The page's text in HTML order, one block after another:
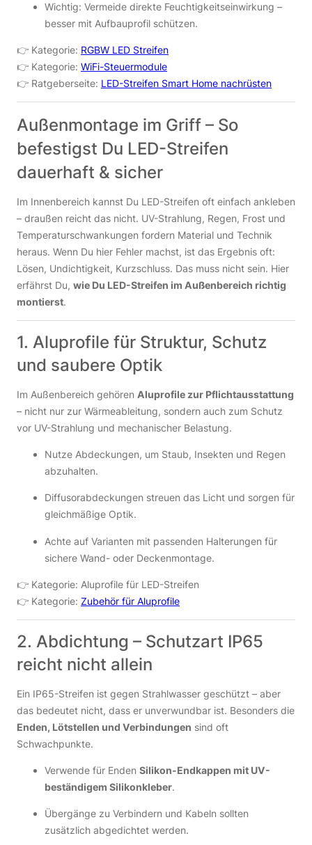
Wichtig: Vermeide direkte Feuchtigkeitseinwirkung –
besser mit Aufbauprofil schützen.
👉 Kategorie: RGBW LED Streifen
👉 Kategorie: WiFi-Steuermodule
👉 Ratgeberseite: LED-Streifen Smart Home nachrüsten
Außenmontage im Griff – So
befestigst Du LED-Streifen
dauerhaft & sicher
Im Innenbereich kannst Du LED-Streifen oft einfach ankleben
– draußen reicht das nicht. UV-Strahlung, Regen, Frost und
Temperaturschwankungen fordern Material und Technik
heraus. Wenn Du hier Fehler machst, ist das Ergebnis oft:
Lösen, Undichtigkeit, Kurzschluss. Das muss nicht sein. Hier
erfährst Du, wie Du LED-Streifen im Außenbereich richtig
montierst.
1. Aluprofile für Struktur, Schutz
und saubere Optik
Im Außenbereich gehören Aluprofile zur Pflichtausstattung
– nicht nur zur Wärmeableitung, sondern auch zum Schutz
vor UV-Strahlung und mechanischer Belastung.
Nutze Abdeckungen, um Staub, Insekten und Regen
abzuhalten.
Diffusorabdeckungen streuen das Licht und sorgen für
gleichmäßige Optik.
Achte auf Varianten mit passenden Halterungen für
sichere Wand- oder Deckenmontage.
👉 Kategorie: Aluprofile für LED-Streifen
👉 Kategorie: Zubehör für Aluprofile
2. Abdichtung – Schutzart IP65
reicht nicht allein
Ein IP65-Streifen ist gegen Strahlwasser geschützt – aber
das bedeutet nicht, dass er unverwundbar ist. Besonders die
Enden, Lötstellen und Verbindungen sind oft
Schwachpunkte.
Verwende für Enden Silikon-Endkappen mit UV-
beständigem Silikonkleber.
Übergänge zu Verbindern und Kabeln sollten
zusätzlich abgedichtet werden.